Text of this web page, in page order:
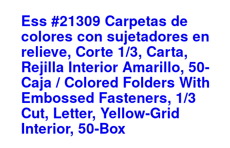
Ess #21309 Carpetas de
colores con sujetadores en
relieve, Corte 1/3, Carta,
Rejilla Interior Amarillo, 50-
Caja / Colored Folders With
Embossed Fasteners, 1/3
Cut, Letter, Yellow-Grid
Interior, 50-Box